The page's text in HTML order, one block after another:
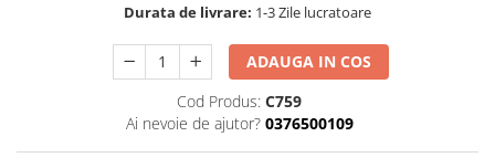
Durata de livrare: 1-3 Zile lucratoare
ADAUGA IN COS
Cod Produs: C759
Ai nevoie de ajutor? 0376500109